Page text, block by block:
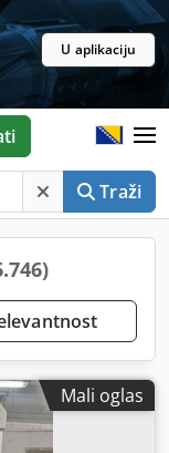
U aplikaciju
Traži
Mali oglas